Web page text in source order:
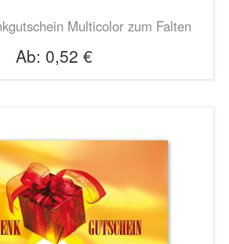
Multicolor zum Falten
Ab: 0,52 €